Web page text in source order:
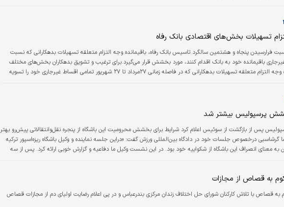
تسهیلات بخش‌های اقتصادی بانک رفاه
فرارسیدن پنجاه و هشتمین سالگرد تاسیس بانک رفاه، باقیمانده وجه التزام متعلقه تسهیلات بدهکارانی که نسبت
باقیمانده خود به بانک اقدام کنند، مورد بخشش قرار می‌گیرد.برای ترغیب و تشویق بدهکاران بخش‌های مختلف
اقتصادی، باقیمانده وجه التزام متعلقه تسهیلات بدهکارانی که در فاصله زمانی ۲۷مرداد تا ۲۷ شهریور تمامی اقساط غیر‌جاری خود را تسویه
پرسپولیس بیشتر شد
پس از بازگشت از سوئیس اعلام کرد شرایط برای بخشش محرومیت این باشگاه از پنجره نقل‌وانتقالاتی پیش‌رو بهتر
درخصوص جلسات خود در دادگاه بین‌المللی ورزش گفت: «دراین جلسه نماینده و وکیل باشگاه ریزه‌اسپور ترکیه
به معنای انصراف این باشگاه از شکواییه خود بود. در این نشست وکیل ما دفاعیه و گزارش خوبی ارائه کرد. پس از سه
به قصاص از مجازات
به قصاص با تلاش کارکنان شورای حل اختلاف زندان مرکزی بندرعباس و در پی اعلام رضایت اولیای دم از مجازات قصاص